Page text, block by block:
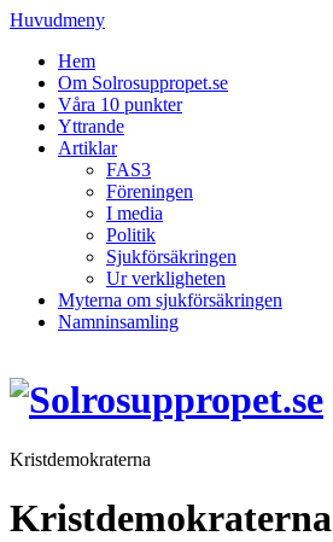
Huvudmeny
Hem
Om Solrosuppropet.se
Våra 10 punkter
Yttrande
Artiklar
FAS3
Föreningen
I media
Politik
Sjukförsäkringen
Ur verkligheten
Myterna om sjukförsäkringen
Namninsamling
Kristdemokraterna
Kristdemokraterna